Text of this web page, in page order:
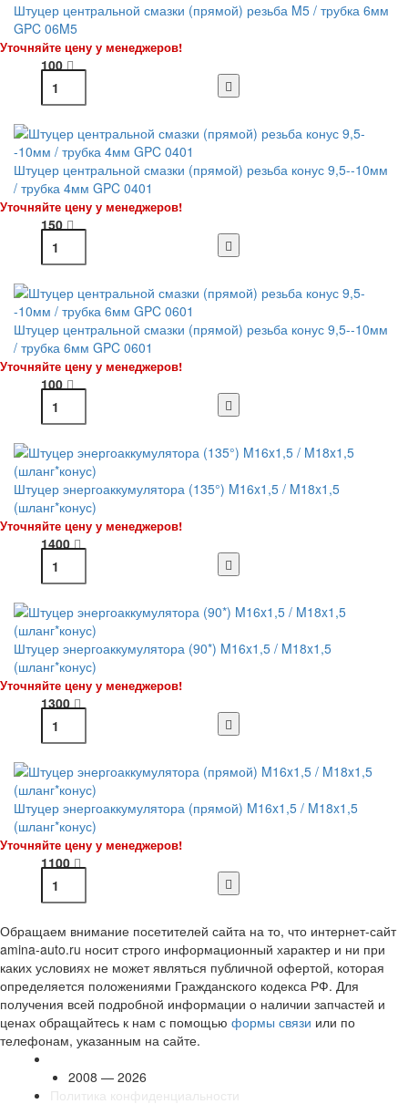
Штуцер центральной смазки (прямой) резьба M5 / трубка 6мм
GPC 06M5
Уточняйте цену у менеджеров!
100
Штуцер центральной смазки (прямой) резьба конус 9,5--10мм
/ трубка 4мм GPC 0401
Уточняйте цену у менеджеров!
150
Штуцер центральной смазки (прямой) резьба конус 9,5--10мм
/ трубка 6мм GPC 0601
Уточняйте цену у менеджеров!
100
Штуцер энергоаккумулятора (135°) M16x1,5 / M18x1,5
(шланг*конус)
Уточняйте цену у менеджеров!
1400
Штуцер энергоаккумулятора (90*) M16x1,5 / M18x1,5
(шланг*конус)
Уточняйте цену у менеджеров!
1300
Штуцер энергоаккумулятора (прямой) M16x1,5 / M18x1,5
(шланг*конус)
Уточняйте цену у менеджеров!
1100
Обращаем внимание посетителей сайта на то, что интернет-сайт
amina-auto.ru носит строго информационный характер и ни при
каких условиях не может являться публичной офертой, которая
определяется положениями Гражданского кодекса РФ. Для
получения всей подробной информации о наличии запчастей и
ценах обращайтесь к нам с помощью формы связи или по
телефонам, указанным на сайте.
2008 — 2026